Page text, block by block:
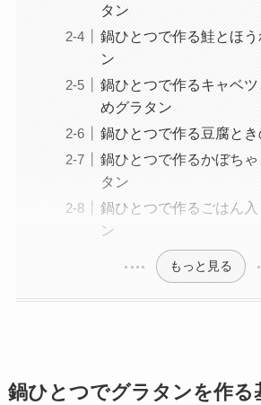
タン
鍋ひとつで作る鮭とほ
ン
鍋ひとつで作るキャベ
めグラタン
鍋ひとつで作る豆腐と
鍋ひとつで作るかぼち
タン
鍋ひとつで作るごはん
ン
もっと見る
鍋ひとつでグラタンを作る